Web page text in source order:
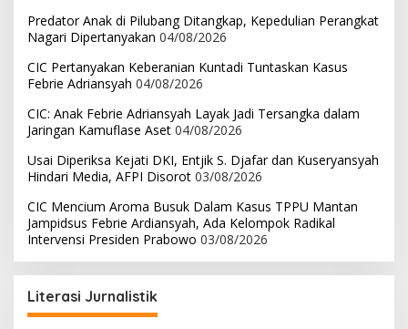
Predator Anak di Pilubang Ditangkap, Kepedulian Perangkat
Nagari Dipertanyakan 04/08/2026
CIC Pertanyakan Keberanian Kuntadi Tuntaskan Kasus
Febrie Adriansyah 04/08/2026
CIC: Anak Febrie Adriansyah Layak Jadi Tersangka dalam
Jaringan Kamuflase Aset 04/08/2026
Usai Diperiksa Kejati DKI, Entjik S. Djafar dan Kuseryansyah
Hindari Media, AFPI Disorot 03/08/2026
CIC Mencium Aroma Busuk Dalam Kasus TPPU Mantan
Jampidsus Febrie Ardiansyah, Ada Kelompok Radikal
Intervensi Presiden Prabowo 03/08/2026
Literasi Jurnalistik